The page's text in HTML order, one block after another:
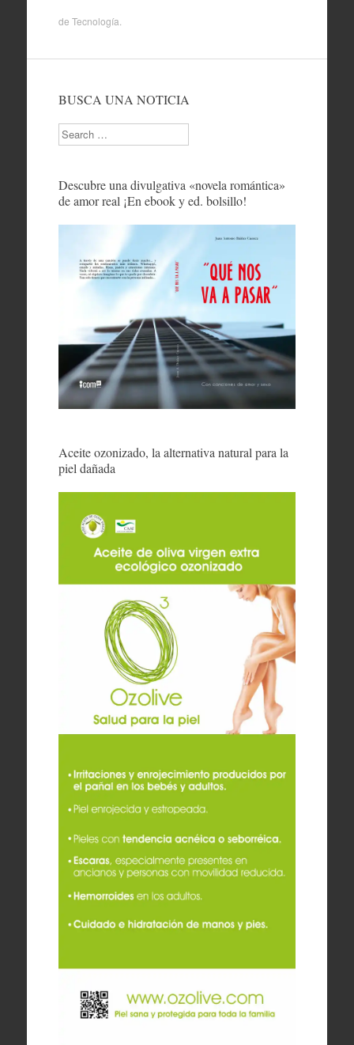
de Tecnología
BUSCA UNA NOTICIA
Search
Descubre una divulgativa «novela romántica»
de amor real ¡En ebook y ed. bolsillo!
Aceite ozonizado, la alternativa natural para la
piel dañada